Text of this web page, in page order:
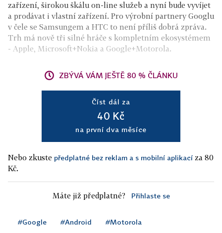
zařízení, širokou škálu on-line služeb a nyní bude vyvíjet
a prodávat i vlastní zařízení. Pro výrobní partnery Googlu
v čele se Samsungem a HTC to není příliš dobrá zpráva.
Trh má nově tři silné hráče s kompletním ekosystémem
- Apple, Microsoft+Nokia a Google+Motorola.
ZBÝVÁ VÁM JEŠTĚ 80 % ČLÁNKU
Číst dál za
40 Kč
na první dva měsíce
Nebo zkuste předplatné bez reklam a s mobilní aplikací za 80
Kč.
Máte již předplatné? Přihlaste se
#Google #Android #Motorola